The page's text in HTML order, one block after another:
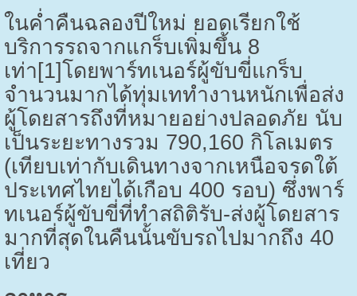
ในค่ำคืนฉลองปีใหม่ ยอดเรียกใช้
บริการรถจากแกร็บเพิ่มขึ้น 8
เท่า [1]โดยพาร์ทเนอร์ผู้ขับขี่แกร็บ
จำนวนมากได้ทุ่มเททำงานหนักเพื่อส่ง
ผู้โดยสารถึงที่หมายอย่างปลอดภัย นับ
เป็นระยะทางรวม 790,160 กิโลเมตร
(เทียบเท่ากับเดินทางจากเหนือจรดใต้
ประเทศไทยได้เกือบ 400 รอบ) ซึ่งพาร์
ทเนอร์ผู้ขับขี่ที่ทำสถิติรับ-ส่งผู้โดยสาร
มากที่สุดในคืนนั้นขับรถไปมากถึง 40
เที่ยว